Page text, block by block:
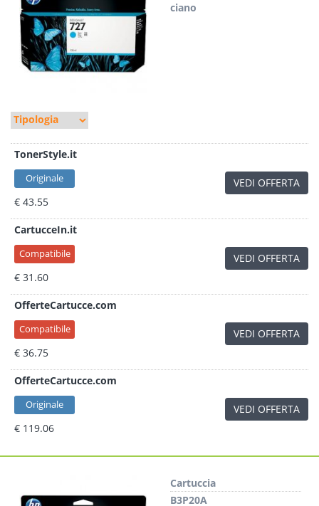
ciano
TonerStyle.it
Originale
€ 43.55
VEDI OFFERTA
CartucceIn.it
Compatibile
€ 31.60
VEDI OFFERTA
OfferteCartucce.com
Compatibile
€ 36.75
VEDI OFFERTA
OfferteCartucce.com
Originale
€ 119.06
VEDI OFFERTA
Cartuccia
B3P20A